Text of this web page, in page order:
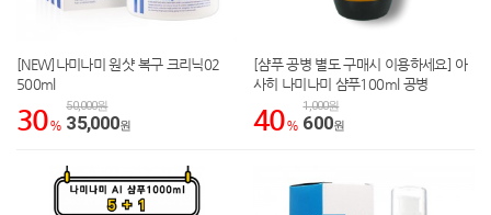
[NEW]나미나미 원샷 복구 크리닉02
500ml
30 %
50,000원
35,000원
[샴푸 공병 별도 구매시 이용하세요] 아
사히 나미나미 샴푸100ml 공병
40 %
1,000원
600원